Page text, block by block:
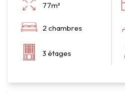
77m²
2 chambres
3 étages